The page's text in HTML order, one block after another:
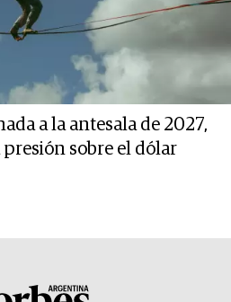
a la antesala de 2027,
sobre el dólar